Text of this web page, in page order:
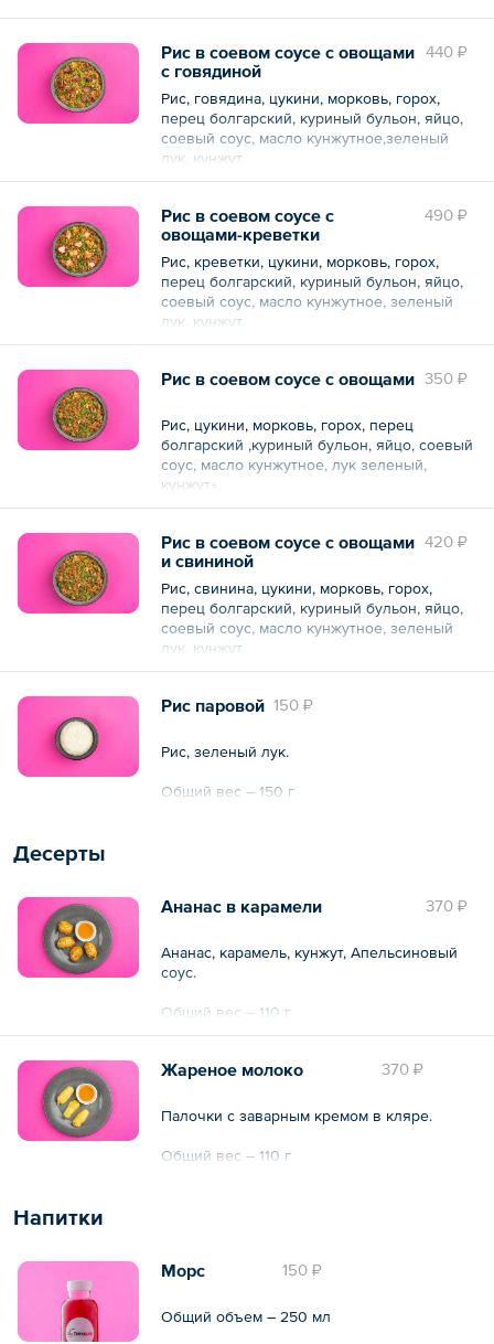
Общий вес – 300 г
440 ₽
Рис в соевом соусе с овощами
с говядиной
Рис, говядина, цукини, морковь, горох,
перец болгарский, куриный бульон, яйцо,
соевый соус, масло кунжутное,зеленый
лук, кунжут.
490 ₽
Рис в соевом соусе с
овощами-креветки
Рис, креветки, цукини, морковь, горох,
перец болгарский, куриный бульон, яйцо,
соевый соус, масло кунжутное, зеленый
лук, кунжут.
350 ₽
Рис в соевом соусе с овощами
Рис, цукини, морковь, горох, перец
болгарский ,куриный бульон, яйцо, соевый
соус, масло кунжутное, лук зеленый,
кунжут».
420 ₽
Рис в соевом соусе с овощами
и свининой
Рис, свинина, цукини, морковь, горох,
перец болгарский, куриный бульон, яйцо,
соевый соус, масло кунжутное, зеленый
лук, кунжут.
150 ₽
Рис паровой
Рис, зеленый лук.
Общий вес – 150 г
Десерты
370 ₽
Ананас в карамели
Ананас, карамель, кунжут, Апельсиновый
соус.
Общий вес – 110 г
370 ₽
Жареное молоко
Палочки с заварным кремом в кляре.
Общий вес – 110 г
Напитки
150 ₽
Морс
Общий объем – 250 мл